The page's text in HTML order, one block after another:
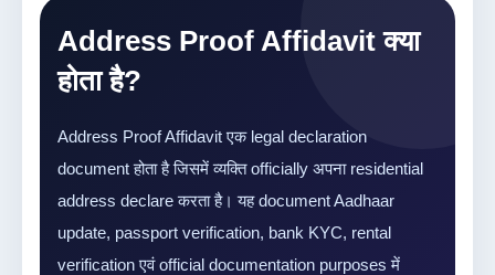
Address Proof Affidavit क्या
होता है?
Address Proof Affidavit एक legal declaration
document होता है जिसमें व्यक्ति officially अपना residential
address declare करता है। यह document Aadhaar
update, passport verification, bank KYC, rental
verification एवं official documentation purposes में